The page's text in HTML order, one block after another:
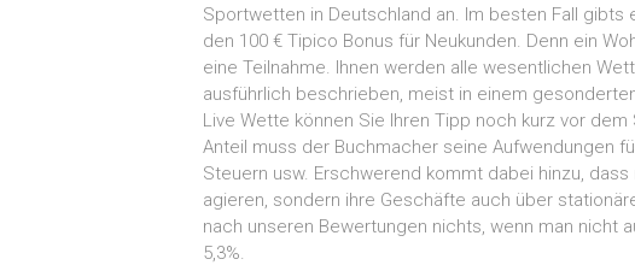
Sportwetten in Deutschland an. Im besten Fall gibts
den 100 € Tipico Bonus für Neukunden. Denn ein
eine Teilnahme. Ihnen werden alle wesentlichen
ausführlich beschrieben, meist in einem
Live Wette können Sie Ihren Tipp noch kurz vor
Anteil muss der Buchmacher seine Aufwendungen
Steuern usw. Erschwerend kommt dabei hinzu,
agieren, sondern ihre Geschäfte auch über
nach unseren Bewertungen nichts, wenn man nicht
5,3%.